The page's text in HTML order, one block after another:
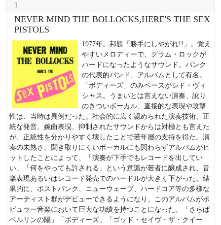
1
NEVER MIND THE BOLLOCKS,HERE'S THE SEX
PISTOLS
1977年。邦題「勝手にしやがれ!!」。覚え
やすいメロディーで、グラム・ロックが
ハードになったようなサウンド。パンク
の代表的バンド、アルバムとして有名。
「ボディーズ」のみベースがシド・ヴィ
シャス。うまいとは言えない演奏、訛り
のきついボーカル、直接的な表現や攻撃
性は、当時は異例だった。社会的に広く認められた演奏技術、正
統な発音、婉曲表現、抑制されたサウンドからは対極とも言えた
が、正統性を分かりやすく壊したことで若年層の支持を得た。演
奏の未熟さ、聞き取りにくいボーカルにも関わらずアルバムがヒ
ットしたことによって、「演奏が下手でもレコードを出してい
い」「何をやっても許される」という意識が若者に醸成され、音
楽表現あるいはレコード発売でのハードルが大きく下がった。結
果的に、ポストパンク、ニューウェーブ、ハードコア等の多様な
アーティスト群がデビューできるようになり、このアルバムがポ
ピュラー音楽において巨大な功績を持つことになった。「さらば
ベルリンの陽」「ボディーズ」「ゴッド・セイヴ・ザ・クイー